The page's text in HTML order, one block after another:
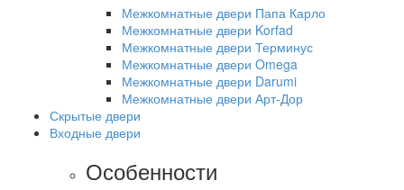
Межкомнатные двери Папа Карло
Межкомнатные двери Korfad
Межкомнатные двери Терминус
Межкомнатные двери Omega
Межкомнатные двери Darumi
Межкомнатные двери Арт-Дор
Скрытые двери
Входные двери
Особенности